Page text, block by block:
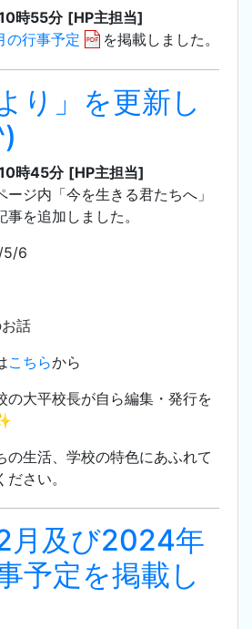
時55分 [HP主担当]
の行事予定
を掲載しました。
り」を更新し
時45分 [HP主担当]
ージ内「今を生きる君たちへ」
を追加しました。
5/6
話
こちらから
の大平校長が自ら編集・発行を
の生活、学校の特色にあふれて
さい。
月及び2024年
予定を掲載し